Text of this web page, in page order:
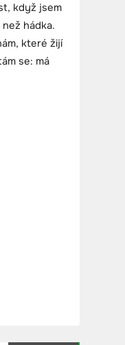
když jsem
hádka.
které žijí
se: má